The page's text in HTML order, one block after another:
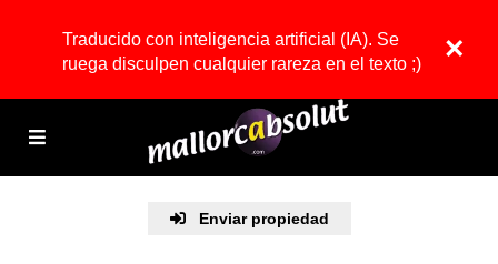
Traducido con inteligencia artificial (IA). Se
ruega disculpen cualquier rareza en el texto ;)
×
Enviar propiedad